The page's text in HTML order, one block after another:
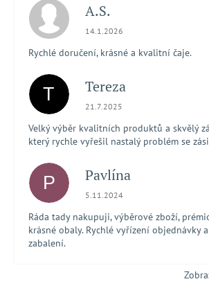
A.S.
Hodnocení obchodu je 5 z 5
14.1.2026
Rychlé doručení, krásné a kvalitní čaje.
T Tereza
Hodnocení obchodu je 5 z 5
21.7.2025
Velký výběr kvalitních produktů a skvělý
který rychle vyřešil nastalý problém se
P Pavlína
Hodnocení obchodu je 5 z 5
5.11.2024
Ráda tady nakupuji, výběrové zboží,
krásné obaly. Rychlé vyřízení objednávky
zabalení.